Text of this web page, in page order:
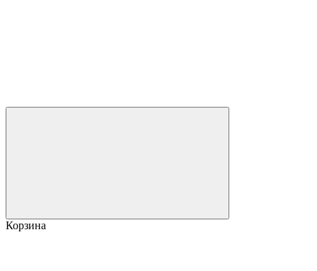
Корзина